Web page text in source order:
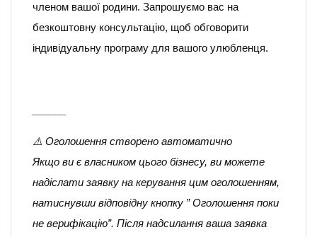
членом вашої родини. Запрошуємо вас на
безкоштовну консультацію, щоб обговорити
індивідуальну програму для вашого улюбленця.
⚠️ Оголошення створено автоматично
Якщо ви є власником цього бізнесу, ви можете
надіслати заявку на керування цим оголошенням,
натиснувши відповідну кнопку ” Оголошення поки
не верифікацію”. Після надсилання ваша заявка